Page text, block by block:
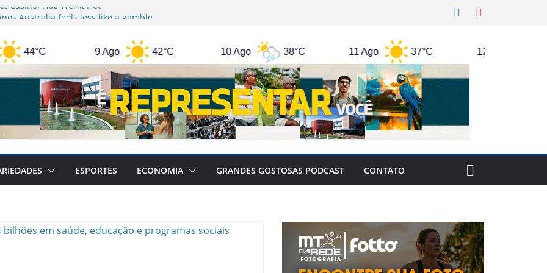
Casino: Hoe Werkt Het
та етика їх використання у
у родинному житті та їх вплив на
44°C 9 Ago 42°C 10 Ago 38°C 11 Ago 37°C 12 Ago
ESPORTES ECONOMIA GRANDES GOSTOSAS PODCAST CONTATO